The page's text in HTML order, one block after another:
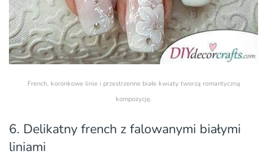
French, koronkowe linie i przestrzenne białe kwiaty tworzą romantyczną
kompozycję.
6. Delikatny french z falowanymi białymi
liniami